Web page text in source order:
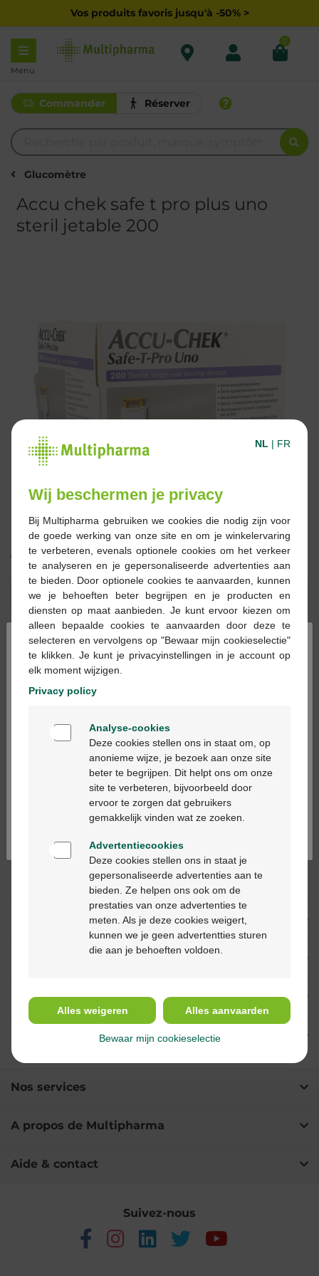
Vos produits favoris jusqu'à -50% >
Menu
0
Commander Réserver
Glucomètre
Accu chek safe t pro plus uno
steril jetable 200
19,48 €
Commander Réserver
En stock en ligne
Les jours ouvrables commandé avant 12h, livré
dans les 2 jours ouvrables suivant
gratuite dans votre pharmacie Multipharma
Livraison à domicilegratuiteà partir de 55 €
sécurisé
Description du produit
Usage
Nos services
A propos de Multipharma
Aide & contact
Suivez-nous
×
Bienvenue
Ga verder in het nederlands
Continuez en français
NL | FR
Wij beschermen je privacy
Bij Multipharma gebruiken we cookies die nodig zijn voor
de goede werking van onze site en om je winkelervaring
te verbeteren, evenals optionele cookies om het verkeer
te analyseren en je gepersonaliseerde advertenties aan
te bieden. Door optionele cookies te aanvaarden, kunnen
we je behoeften beter begrijpen en je producten en
diensten op maat aanbieden. Je kunt ervoor kiezen om
alleen bepaalde cookies te aanvaarden door deze te
selecteren en vervolgens op "Bewaar mijn cookieselectie"
te klikken. Je kunt je privacyinstellingen in je account op
elk moment wijzigen.
Privacy policy
Analyse-cookies
Deze cookies stellen ons in staat om, op
anonieme wijze, je bezoek aan onze site
beter te begrijpen. Dit helpt ons om onze
site te verbeteren, bijvoorbeeld door
ervoor te zorgen dat gebruikers
gemakkelijk vinden wat ze zoeken.
Advertentiecookies
Deze cookies stellen ons in staat je
gepersonaliseerde advertenties aan te
bieden. Ze helpen ons ook om de
prestaties van onze advertenties te
meten. Als je deze cookies weigert,
kunnen we je geen advertentties sturen
die aan je behoeften voldoen.
Alles weigeren Alles aanvaarden
Bewaar mijn cookieselectie